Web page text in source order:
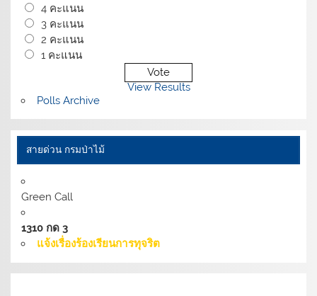
4 คะแนน
3 คะแนน
2 คะแนน
1 คะแนน
View Results
Polls Archive
สายด่วน กรมป่าไม้
Green Call
1310 กด 3
แจ้งเรื่องร้องเรียนการทุจริต